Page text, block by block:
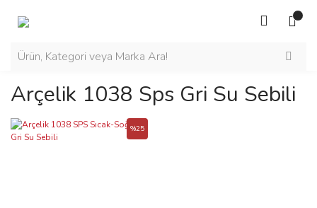
Arçelik 1038 Sps Gri Su Sebili
%25